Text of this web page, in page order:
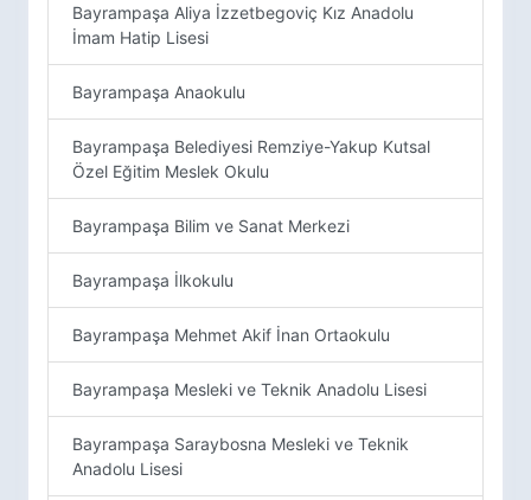
Bayrampaşa Aliya İzzetbegoviç Kız Anadolu
İmam Hatip Lisesi
Bayrampaşa Anaokulu
Bayrampaşa Belediyesi Remziye-Yakup Kutsal
Özel Eğitim Meslek Okulu
Bayrampaşa Bilim ve Sanat Merkezi
Bayrampaşa İlkokulu
Bayrampaşa Mehmet Akif İnan Ortaokulu
Bayrampaşa Mesleki ve Teknik Anadolu Lisesi
Bayrampaşa Saraybosna Mesleki ve Teknik
Anadolu Lisesi